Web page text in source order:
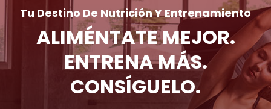
Tu Destino De Nutrición Y Entrenamiento
ALIMÉNTATE MEJOR.
ENTRENA MÁS.
CONSÍGUELO.